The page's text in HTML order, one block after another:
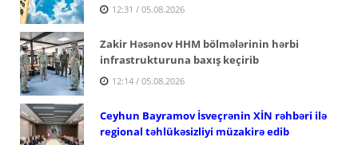
12:31 / 05.08.2026
Zakir Həsənov HHM bölmələrinin hərbi
infrastrukturuna baxış keçirib
12:14 / 05.08.2026
Ceyhun Bayramov İsveçrənin XİN rəhbəri ilə
regional təhlükəsizliyi müzakirə edib